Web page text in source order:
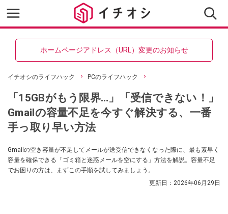
ホームページアドレス（URL）変更のお知らせ
イチオシのライフハック PCのライフハック
「15GBがもう限界…」「受信できない！」
Gmailの容量不足を今すぐ解決する、一番
手っ取り早い方法
Gmailの空き容量が不足してメールが送受信できなくなった際に、最も素早く
容量を確保できる「ゴミ箱と迷惑メールを空にする」方法を解説。容量不足
でお困りの方は、まずこの手順を試してみましょう。
更新日： 2026年06月29日